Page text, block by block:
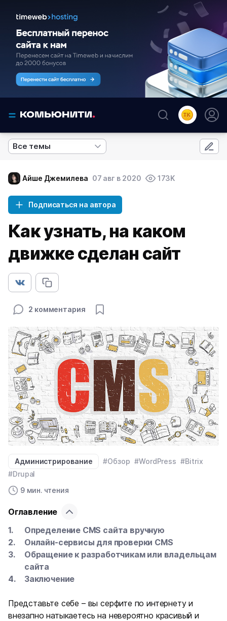
Все темы
Айше Джемилева 07 авг в 2020 173K
Подписаться на автора
Как узнать, на каком
движке сделан сайт
2 комментария
Администрирование #Обзор #WordPress #Bitrix
#Drupal
9 мин. чтения
Оглавление
Определение CMS сайта вручную
Онлайн-сервисы для проверки CMS
Обращение к разработчикам или владельцам
сайта
Заключение
Представьте себе – вы серфите по интернету и
внезапно натыкаетесь на невероятно красивый и